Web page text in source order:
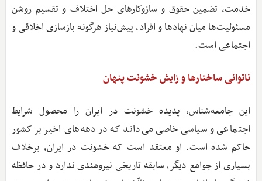
خدمت، تضمین حقوق و سازوکارهای حل اختلاف و تقسیم روشن
مسئولیت‌ها میان نهادها و افراد، پیش‌نیاز هرگونه بازسازی اخلاقی و
اجتماعی است.
ناتوانی ساختارها و زایش خشونت پنهان
این جامعه‌شناس، پدیده خشونت در ایران را محصول شرایط
اجتماعی و سیاسی خاصی می‌داند که در دهه‌های اخیر بر کشور
حاکم شده است. او معتقد است که خشونت در ایران، برخلاف
بسیاری از جوامع دیگر، سابقه تاریخی نیرومندی ندارد و در حافظه